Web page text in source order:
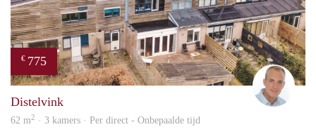
€ 775
Distelvink
62 m2 · 3 kamers · Per direct - Onbepaalde tijd